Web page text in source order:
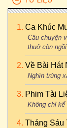
Ca Khúc
Câu chuyện
thuở còn
Về Bài Hát
Nghìn trùng
Phim Tài
Không chỉ
Tháng Sáu